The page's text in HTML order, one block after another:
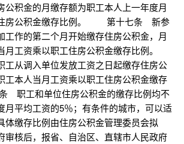
公积金的月缴存额为职工本人上一年度月
住房公积金缴存比例。 第十七条 新参
工作的第二个月开始缴存住房公积金，月
工资乘以职工住房公积金缴存比例。
从调入单位发放工资之日起缴存住房公
工本人当月工资乘以职工住房公积金缴存
工和单位住房公积金的缴存比例均不
月平均工资的5％；有条件的城市，可以适
体缴存比例由住房公积金管理委员会拟
审核后，报省、自治区、直辖市人民政府